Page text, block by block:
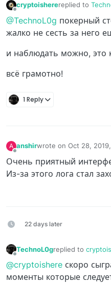
cryptoisherereplied to
last edited by
@TechnoL0g покерный
жалко не сесть за него
и наблюдать можно, это
всё грамотно!
1 Reply
A anshirwrote on Oct 28,
last edited by
Очень приятный
Из-за этого лога стал
22 days later
TechnoL0greplied to
last edited by
@cryptoishere скоро
моменты которые